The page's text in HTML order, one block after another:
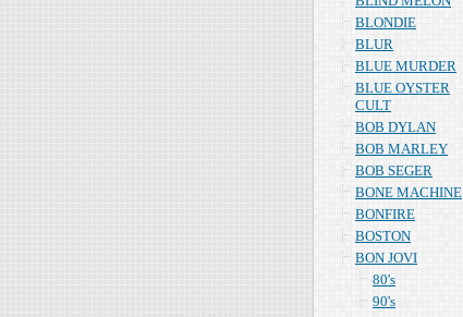
BLONDIE
BLUR
BLUE MURDER
BLUE OYSTER
CULT
BOB DYLAN
BOB MARLEY
BOB SEGER
BONE MACHINE
BONFIRE
BOSTON
BON JOVI
80's
90's